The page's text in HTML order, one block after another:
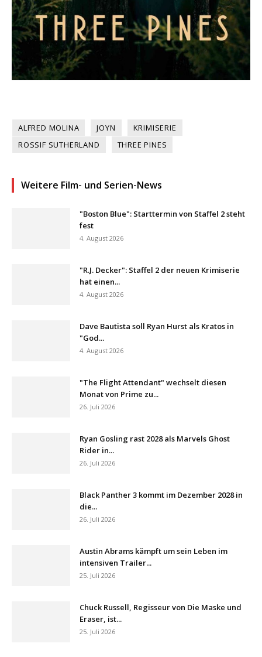
ALFRED MOLINA JOYN
KRIMISERIE
ROSSIF SUTHERLAND
THREE PINES
Weitere Film- und Serien-News
"Boston Blue": Starttermin von Staffel 2 steht
fest
4. August 2026
"R.J. Decker": Staffel 2 der neuen Krimiserie
hat einen...
4. August 2026
Dave Bautista soll Ryan Hurst als Kratos in
"God...
4. August 2026
"The Flight Attendant" wechselt diesen
Monat von Prime zu...
26. Juli 2026
Ryan Gosling rast 2028 als Marvels Ghost
Rider in...
26. Juli 2026
Black Panther 3 kommt im Dezember 2028 in
die...
26. Juli 2026
Austin Abrams kämpft um sein Leben im
intensiven Trailer...
25. Juli 2026
Chuck Russell, Regisseur von Die Maske und
Eraser, ist...
25. Juli 2026